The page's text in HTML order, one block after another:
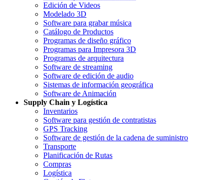
Edición de Videos
Modelado 3D
Software para grabar música
Catálogo de Productos
Programas de diseño gráfico
Programas para Impresora 3D
Programas de arquitectura
Software de streaming
Software de edición de audio
Sistemas de información geográfica
Software de Animación
Supply Chain y Logística
Inventarios
Software para gestión de contratistas
GPS Tracking
Software de gestión de la cadena de suministro
Transporte
Planificación de Rutas
Compras
Logística